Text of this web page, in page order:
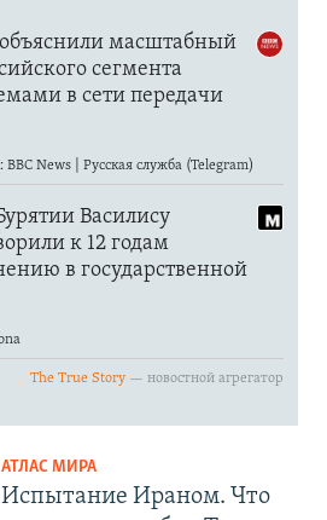
АТЛАС МИРА
Испытание Ираном. Что